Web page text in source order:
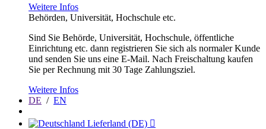
Weitere Infos
Behörden, Universität, Hochschule etc.
Sind Sie Behörde, Universität, Hochschule, öffentliche
Einrichtung etc. dann registrieren Sie sich als normaler Kunde
und senden Sie uns eine E-Mail. Nach Freischaltung kaufen
Sie per Rechnung mit 30 Tage Zahlungsziel.
Weitere Infos
DE / EN
Lieferland (DE) 